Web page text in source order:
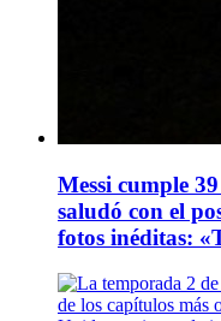
Messi cumple
saludó con el
fotos inéditas: